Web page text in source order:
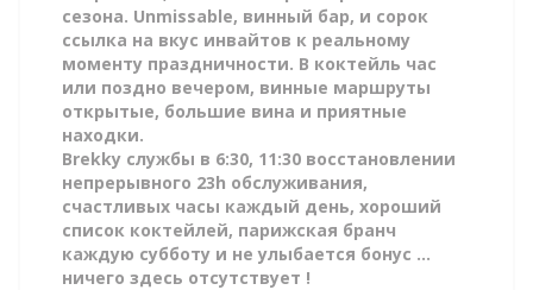
сезона. Unmissable, винный бар, и сорок
ссылка на вкус инвайтов к реальному
моменту праздничности. В коктейль час
или поздно вечером, винные маршруты
открытые, большие вина и приятные
находки.
Brekky службы в 6:30, 11:30 восстановлении
непрерывного 23h обслуживания,
счастливых часы каждый день, хороший
список коктейлей, парижская бранч
каждую субботу и не улыбается бонус ...
ничего здесь отсутствует !